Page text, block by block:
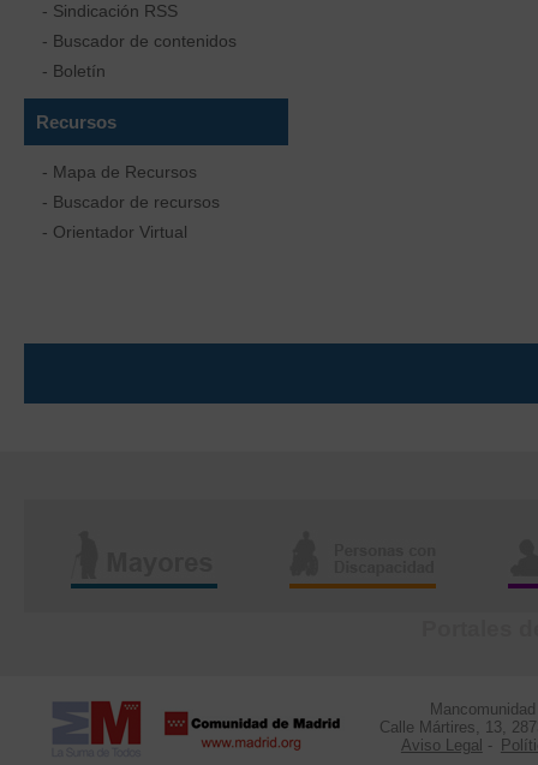
- Sindicación RSS
- Buscador de contenidos
- Boletín
Recursos
- Mapa de Recursos
- Buscador de recursos
- Orientador Virtual
Calle Mártires, 13,
Aviso Legal -